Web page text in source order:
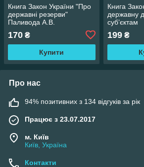
Книга Закон України "Про
державні резерви"
Паливода А.В.
170 ₴
Купити
Книга
державну
суб’єктам
Паливода
199₴
Про нас
94% позитивних з 134 відгуків за рік
Працює з 23.07.2017
м. Київ
Київ, Україна
Контакти